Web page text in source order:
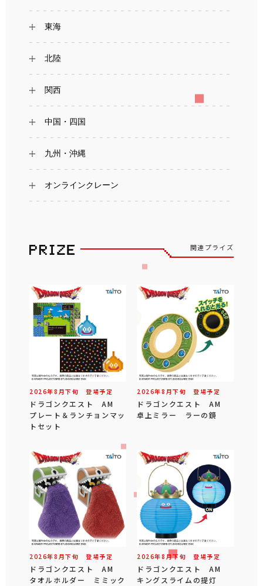
東海
北陸
関西
中国・四国
九州・沖縄
オンラインクレーン
関連プライズ
2026年8 月下旬 登場予定
ドラゴンクエスト AM
プレート＆ランチョンマッ
トセット
2026年8 月下旬 登場予定
ドラゴンクエスト AM
卓上ミラー ラーの鏡
2026年8 月下旬 登場予定
ドラゴンクエスト AM
タオルホルダー ミミック
2026年8 月下旬 登場予定
ドラゴンクエスト AM
キングスライムの提灯